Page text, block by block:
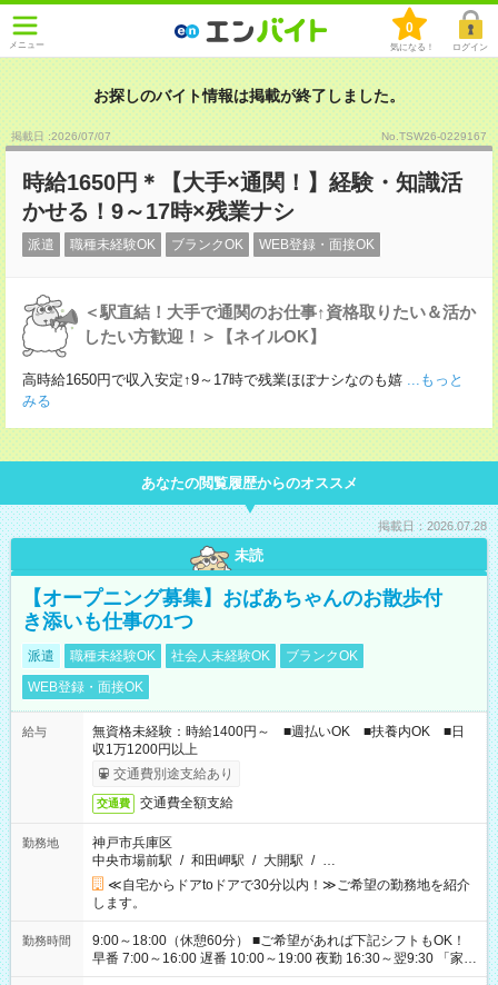
メニュー
0
気になる！ ログイン
お探しのバイト情報は掲載が終了しました。
掲載日 :2026/07/07 No.TSW26-0229167
時給1650円＊【大手×通関！】経験・知識活
かせる！9～17時×残業ナシ
派遣 職種未経験OK ブランクOK WEB登録・面接OK
＜駅直結！大手で通関のお仕事↑資格取りたい＆活か
したい方歓迎！＞【ネイルOK】
高時給1650円で収入安定↑9～17時で残業ほぼナシなのも嬉 ...もっと
みる
あなたの閲覧履歴からのオススメ
掲載日：2026.07.28
未読
【オープニング募集】おばあちゃんのお散歩付
き添いも仕事の1つ
派遣 職種未経験OK 社会人未経験OK
ブランクOK
WEB登録・面接OK
給与
無資格未経験：時給1400円～ ■週払いOK ■扶養内OK ■日
収1万1200円以上
交通費別途支給あり
交通費 交通費全額支給
勤務地
神戸市兵庫区
中央市場前駅 / 和田岬駅 / 大開駅 / …
≪自宅からドアtoドアで30分以内！≫ご希望の勤務地を紹介
します。
勤務時間
9:00～18:00（休憩60分） ■ご希望があれば下記シフトもOK！
早番 7:00～16:00 遅番 10:00～19:00 夜勤 16:30～翌9:30 「家族
と休みを合わせたい」 「余裕を持って夕飯の準備がしたい」